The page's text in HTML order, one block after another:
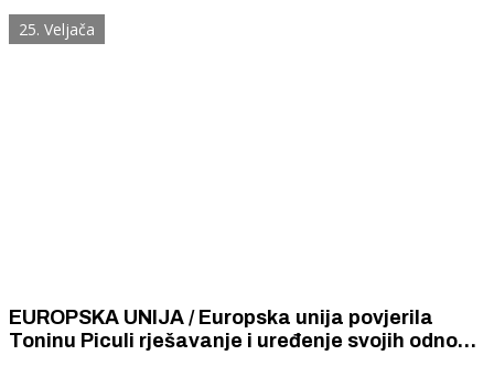
25. Veljača
EUROPSKA UNIJA / Europska unija povjerila
Toninu Piculi rješavanje i uređenje svojih odnosa